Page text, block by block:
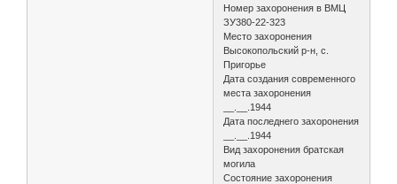
Номер захоронения в ВМЦ
ЗУ380-22-323
Место захоронения
Высокопольский р-н, с.
Пригорье
Дата создания современного
места захоронения
__.__.1944
Дата последнего захоронения
__.__.1944
Вид захоронения братская
могила
Состояние захоронения